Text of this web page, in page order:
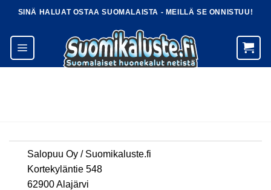
Skip
content
SINÄ HALUAT OSTAA SUOMALAISTA - MEILLÄ SE ONNISTUU!
Salopuu Oy / Suomikaluste.fi
Kortekyläntie 548
62900 Alajärvi